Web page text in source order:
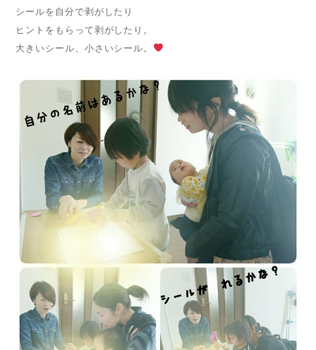
シールを自分で剥がしたり
ヒントをもらって剥がしたり。
大きいシール、小さいシール。